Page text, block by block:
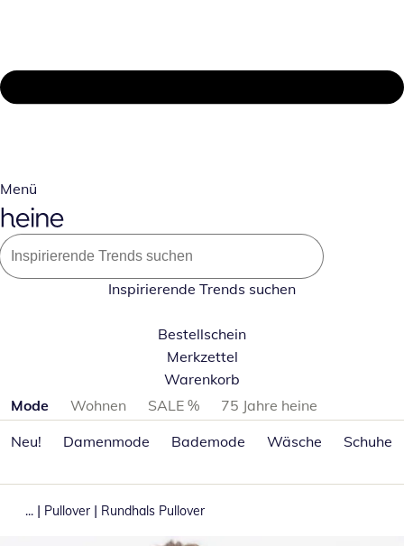
Menü
Inspirierende Trends suchen
Bestellschein
Merkzettel
Warenkorb
Produktkategorien überspringen
Mode Wohnen SALE %
75 Jahre heine
Neu!
Damenmode Bademode Wäsche Schuhe
... | Pullover | Rundhals Pullover